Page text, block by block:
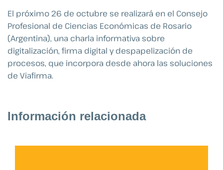
El próximo 26 de octubre se realizará en el Consejo
Profesional de Ciencias Económicas de Rosario
(Argentina), una charla informativa sobre
digitalización, firma digital y despapelización de
procesos, que incorpora desde ahora las soluciones
de Viafirma.
Información relacionada